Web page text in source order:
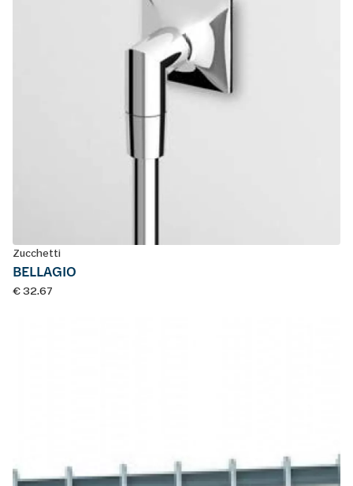
Zucchetti
BELLAGIO
€ 32.67